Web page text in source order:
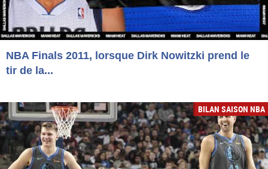
NBA Finals 2011, lorsque Dirk Nowitzki prend le
tir de la...
BILAN SAISON NBA